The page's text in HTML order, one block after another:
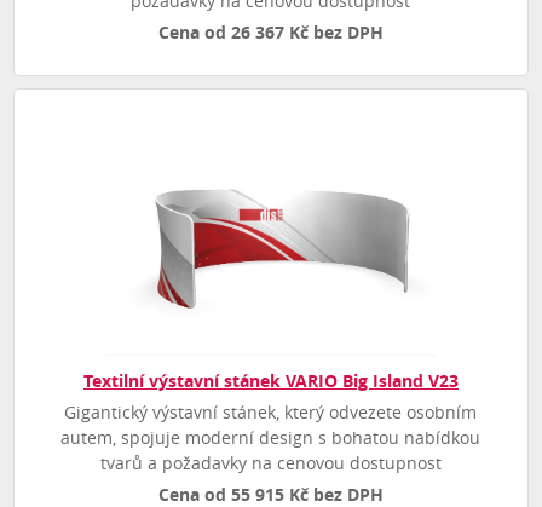
Cena od 26 367 Kč bez DPH
Textilní výstavní stánek VARIO Big Island V23
Gigantický výstavní stánek, který odvezete osobním
autem, spojuje moderní design s bohatou nabídkou
tvarů a požadavky na cenovou dostupnost
Cena od 55 915 Kč bez DPH